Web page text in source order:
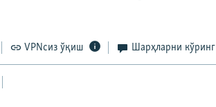
VPNсиз ўқиш Шарҳларни кўринг